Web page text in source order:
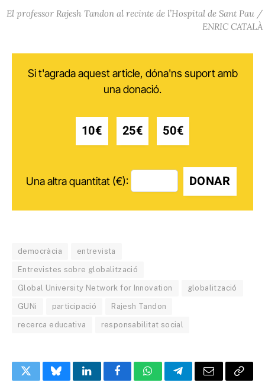
El professor Rajesh Tandon al recinte de l’Hospital de Sant Pau /
ENRIC CATALÀ
Si t'agrada aquest article, dóna'ns suport amb
una donació.
10€ 25€ 50€
Una altra quantitat (€): DONAR
democràcia entrevista
Entrevistes sobre globalització
Global University Network for Innovation globalització
GUNi participació Rajesh Tandon
recerca educativa responsabilitat social
TwitterBlueskyLinkedInFacebookWhatsAppTelegramEmail Copy